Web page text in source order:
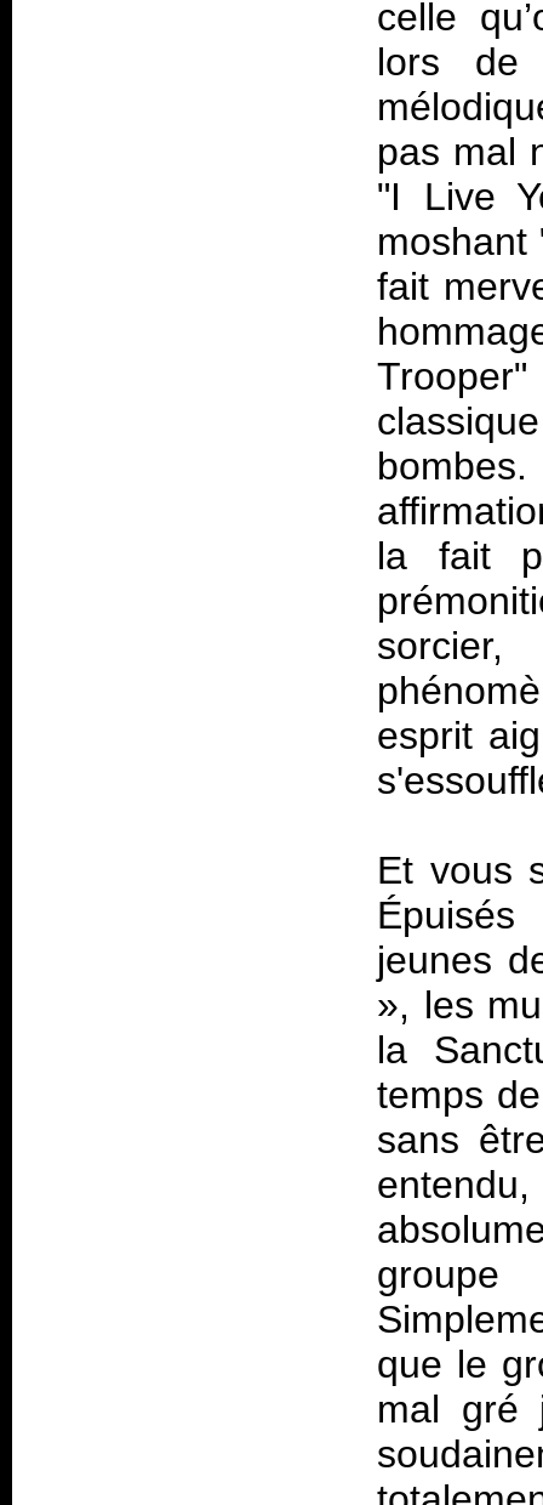
celle
lors de
pas mal
"I Live
moshant
fait
la fait
esprit
Et vous
jeunes
», les
la
temps
sans
que le
mal gré